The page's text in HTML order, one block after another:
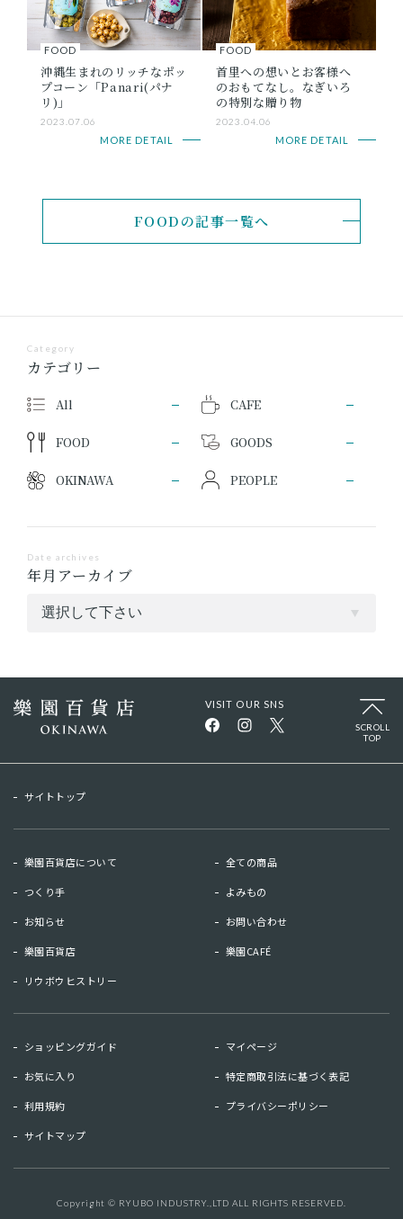
樂園CAFE
カテゴリー
Category
All CAFE
FOOD GOODS
OKINAWA PEOPLE
年月アーカイブ
Date archives
FOOD
沖縄生まれのリッチなポッ
プコーン「Panari(パナ
リ)」
2023.07.06
MORE DETAIL
FOOD
首里への想いとお客様へ
のおもてなし。なぎいろ
の特別な贈り物
2023.04.06
MORE DETAIL
FOODの記事一覧へ
VISIT OUR SNS
SCROLL
TOP
サイトトップ
樂園百貨店について 全ての商品
つくり手 よみもの
お知らせ お問い合わせ
樂園百貨店 樂園CAFÉ
リウボウヒストリー
ショッピングガイド マイページ
お気に入り 特定商取引法に基づく表記
利用規約 プライバシーポリシー
サイトマップ
Copyright © RYUBO INDUSTRY.,LTD ALL RIGHTS RESERVED.